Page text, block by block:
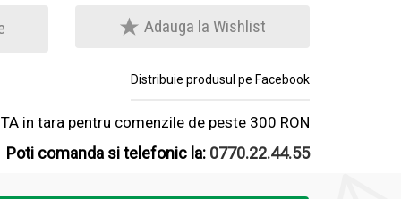
Adauga la Wishlist
Distribuie produsul pe Facebook
in tara pentru comenzile de peste 300 RON
Poti comanda si telefonic la: 0770.22.44.55